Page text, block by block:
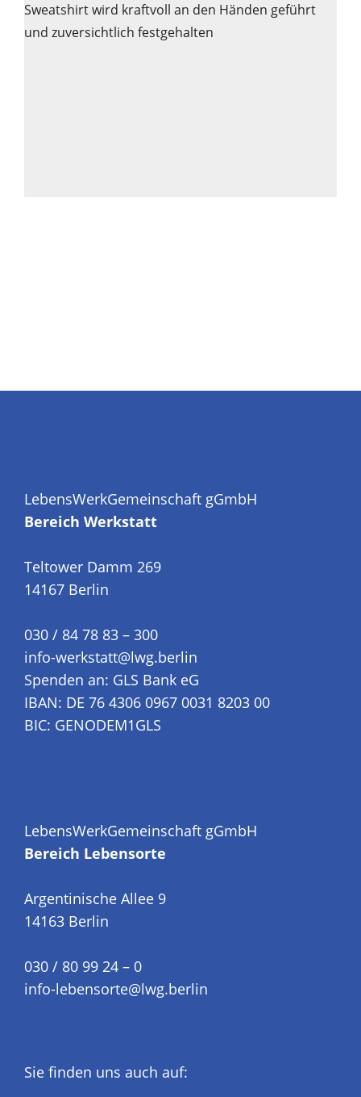
LebensWerkGemeinschaft gGmbH
Bereich Werkstatt
Teltower Damm 269
14167 Berlin
030 / 84 78 83 – 300
info-werkstatt@lwg.berlin
Spenden an: GLS Bank eG
IBAN: DE 76 4306 0967 0031 8203 00
BIC: GENODEM1GLS
LebensWerkGemeinschaft gGmbH
Bereich Lebensorte
Argentinische Allee 9
14163 Berlin
030 / 80 99 24 – 0
info-lebensorte@lwg.berlin
Sie finden uns auch auf: